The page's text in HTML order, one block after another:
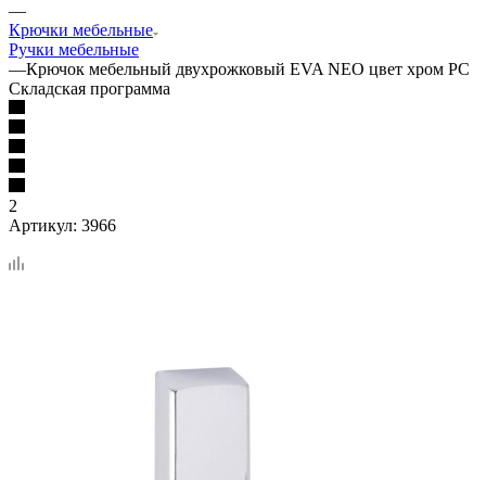
—
Крючки мебельные
Ручки мебельные
—Крючок мебельный двухрожковый EVA NEO цвет хром PC
Складская программа
2
Артикул: 3966